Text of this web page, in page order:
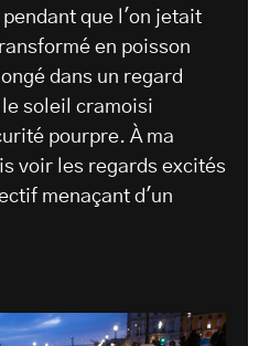
que l'on jetait
en poisson
dans un regard
soleil cramoisi
pourpre. À ma
voir les regards excités
menaçant d'un